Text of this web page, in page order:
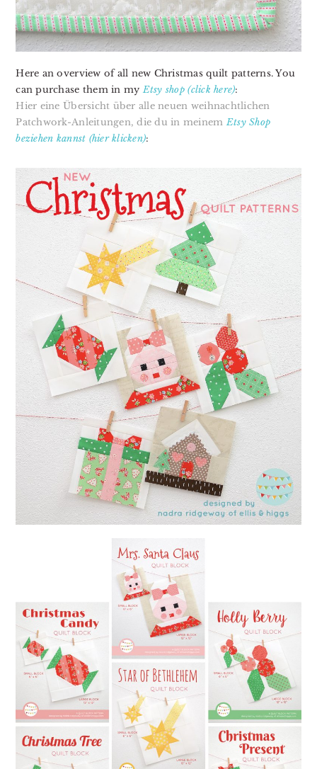
Here an overview of all new Christmas quilt patterns. You
can purchase them in myEtsy shop (click here):
Hier eine Übersicht über alle neuen weihnachtlichen
Patchwork-Anleitungen, die du in meinem Etsy Shop
beziehen kannst (hier klicken):